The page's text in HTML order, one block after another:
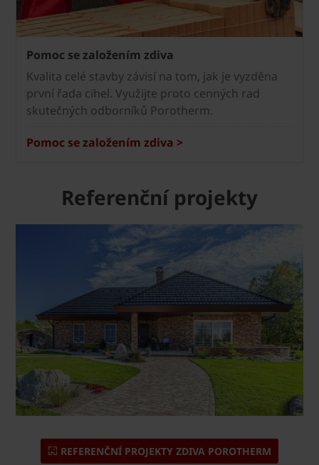
Pomoc se založením zdiva
Kvalita celé stavby závisí na tom, jak je vyzděna
první řada cihel. Využijte proto cenných rad
skutečných odborníků Porotherm.
Pomoc se založením zdiva >
Referenční projekty
REFERENČNÍ PROJEKTY ZDIVA POROTHERM